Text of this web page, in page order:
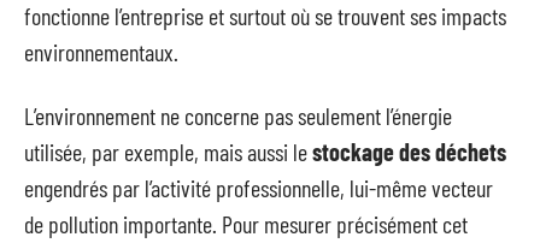
fonctionne l’entreprise et surtout où se trouvent ses impacts
environnementaux.
L’environnement ne concerne pas seulement l’énergie
utilisée, par exemple, mais aussi lestockage des déchets
engendrés par l’activité professionnelle, lui-même vecteur
de pollution importante. Pour mesurer précisément cet